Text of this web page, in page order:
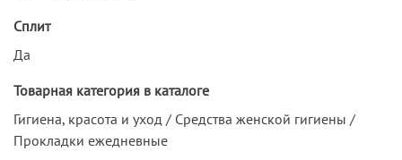
Сплит
Да
Товарная категория в каталоге
Гигиена, красота и уход / Средства женской гигиены /
Прокладки ежедневные